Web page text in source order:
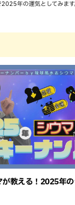
年の運気としてみます
が教える！2025年